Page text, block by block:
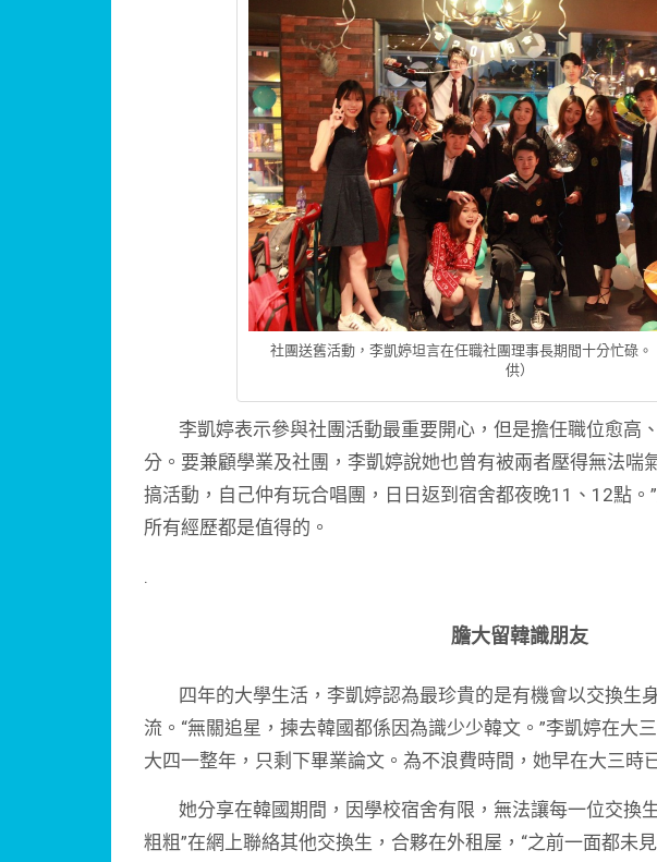
社團送舊活動，李凱婷坦言在任職社團理事長期間十分忙碌
供）
李凱婷表示參與社團活動最重要開心，但是擔任職位愈高
分。要兼顧學業及社團，李凱婷說她也曾有被兩者壓得無法喘
搞活動，自己仲有玩合唱團，日日返到宿舍都夜晚11、12點。
所有經歷都是值得的。
.
膽大留韓識朋友
四年的大學生活，李凱婷認為最珍貴的是有機會以交換生
流。“無關追星，揀去韓國都係因為識少少韓文。”李凱婷在大
大四一整年，只剩下畢業論文。為不浪費時間，她早在大三時
她分享在韓國期間，因學校宿舍有限，無法讓每一位交換
粗粗”在網上聯絡其他交換生，合夥在外租屋，“之前一面都未